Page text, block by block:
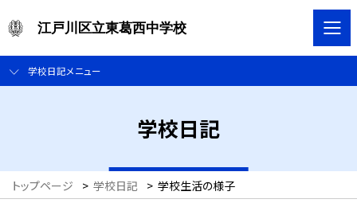
江戸川区立東葛西中学校
学校日記メニュー
学校日記
トップページ > 学校日記 > 学校生活の様子